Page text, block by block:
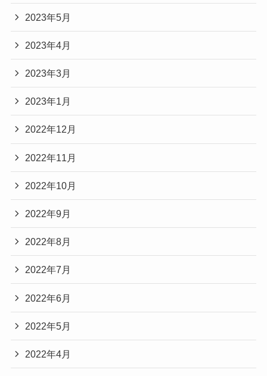
2023年5月
2023年4月
2023年3月
2023年1月
2022年12月
2022年11月
2022年10月
2022年9月
2022年8月
2022年7月
2022年6月
2022年5月
2022年4月